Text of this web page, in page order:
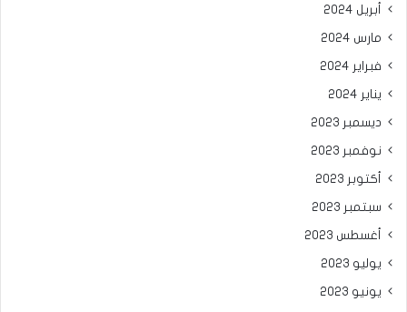
أبريل 2024
مارس 2024
فبراير 2024
يناير 2024
ديسمبر 2023
نوفمبر 2023
أكتوبر 2023
سبتمبر 2023
أغسطس 2023
يوليو 2023
يونيو 2023